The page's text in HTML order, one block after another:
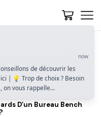
Avec Des Bureaux Bench
De L’espace
: Bien Paramétrer
D’un Bureau Bench
now
de découvrir les
| 💡 Trop de choix ? Besoin
on vous rappelle...